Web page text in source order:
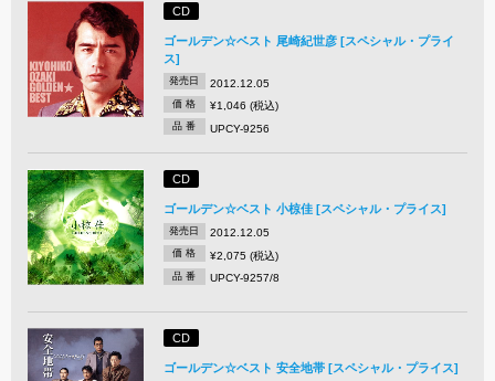
CD
ゴールデン☆ベスト 尾崎紀世彦 [スペシャル・プライ
ス]
発売日 2012.12.05
価 格 ¥1,046 (税込)
品 番 UPCY-9256
CD
ゴールデン☆ベスト 小椋佳 [スペシャル・プライス]
発売日 2012.12.05
価 格 ¥2,075 (税込)
品 番 UPCY-9257/8
CD
ゴールデン☆ベスト 安全地帯 [スペシャル・プライス]